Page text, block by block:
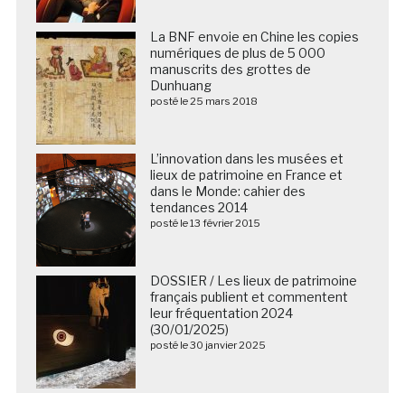
La BNF envoie en Chine les copies
numériques de plus de 5 000
manuscrits des grottes de
Dunhuang
posté le 25 mars 2018
L’innovation dans les musées et
lieux de patrimoine en France et
dans le Monde: cahier des
tendances 2014
posté le 13 février 2015
DOSSIER / Les lieux de patrimoine
français publient et commentent
leur fréquentation 2024
(30/01/2025)
posté le 30 janvier 2025